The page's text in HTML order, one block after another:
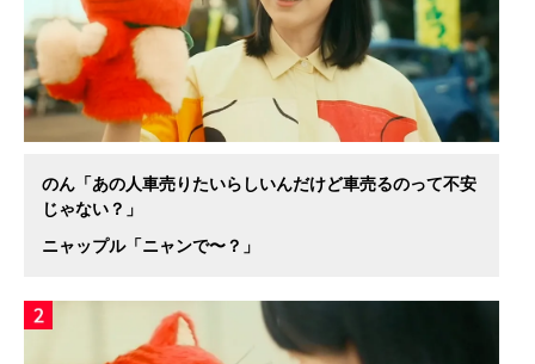
のん「あの人車売りたいらしいんだけど車売るのって不安
じゃない？」
ニャップル「ニャンで〜？」